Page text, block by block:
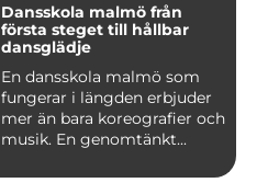
Dansskola malmö från
första steget till hållbar
dansglädje
En dansskola malmö som
fungerar i längden erbjuder
mer än bara koreografier och
musik. En genomtänkt...